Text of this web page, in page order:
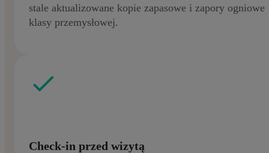
stale aktualizowane kopie zapasowe i zapory ogniowe
klasy przemysłowej.
Check-in przed wizytą